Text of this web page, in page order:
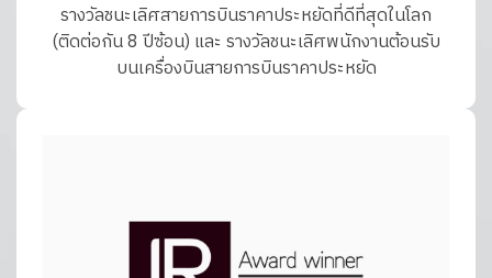
รางวัลชนะเลิศสายการบินราคาประหยัดที่ดีที่สุดในโลก
(ติดต่อกัน 8 ปีซ้อน) และ รางวัลชนะเลิศพนักงานต้อนรับ
บนเครื่องบินสายการบินราคาประหยัด